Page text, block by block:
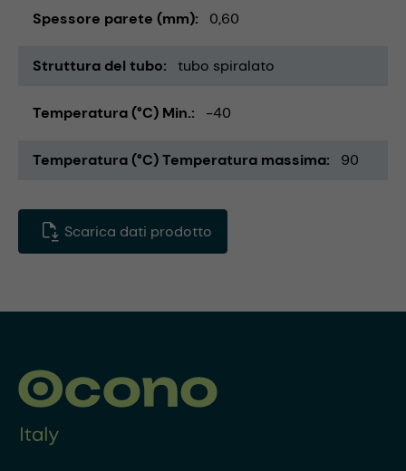
Spessore parete (mm) 0,60
Struttura del tubo tubo spiralato
Temperatura (°C) Min. -40
Temperatura (°C) Temperatura massima 90
Scarica dati prodotto